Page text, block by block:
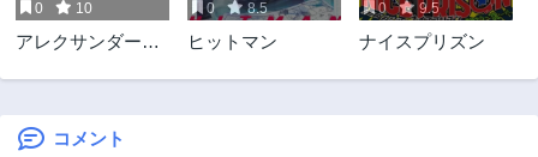
第55話
3年前
第54話
第53話 第52話
第51話
0 10
アレクサンダー英
0 8.5
ヒットマン
0 9.5
ナイスプリズン
コメント